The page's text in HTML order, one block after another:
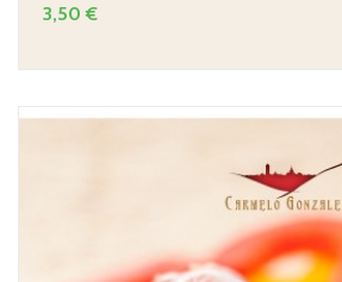
3,50 €